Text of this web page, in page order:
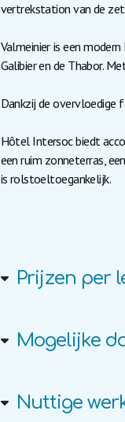
vertrekstation van de
Valmeinier is een
Galibier en de Thabor.
Dankzij de overvloedige
Hôtel Intersoc biedt
een ruim zonneterras,
is rolstoeltoegankelijk.
Prijzen per
Mogelijke
Nuttige